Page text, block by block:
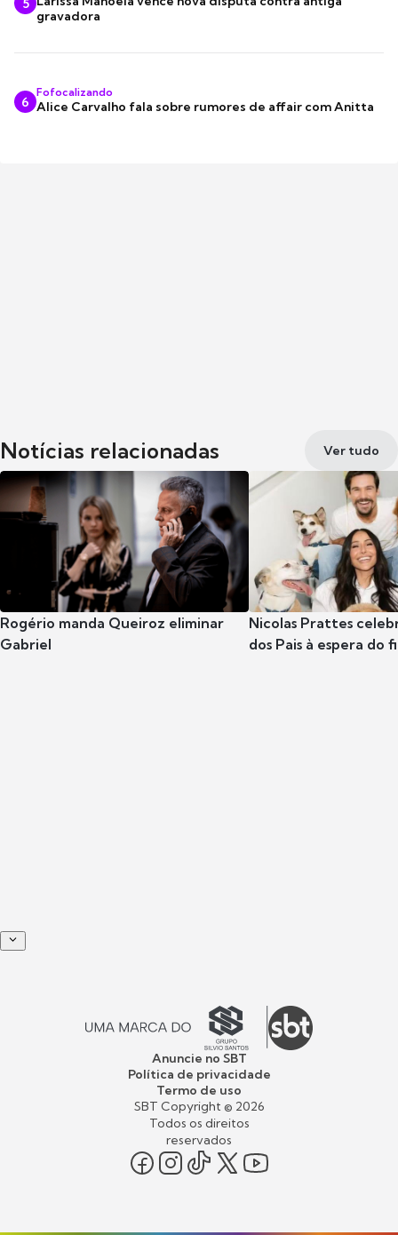
5
gravadora
6
Fofocalizando
Alice Carvalho fala sobre rumores de affair com Anitta
Notícias relacionadas Ver tudo
Rogério manda Queiroz eliminar
Gabriel
Nicolas Prattes
dos Pais à espera do
Anuncie no SBT
Política de privacidade
Termo de uso
SBT Copyright © 2026
Todos os direitos
reservados